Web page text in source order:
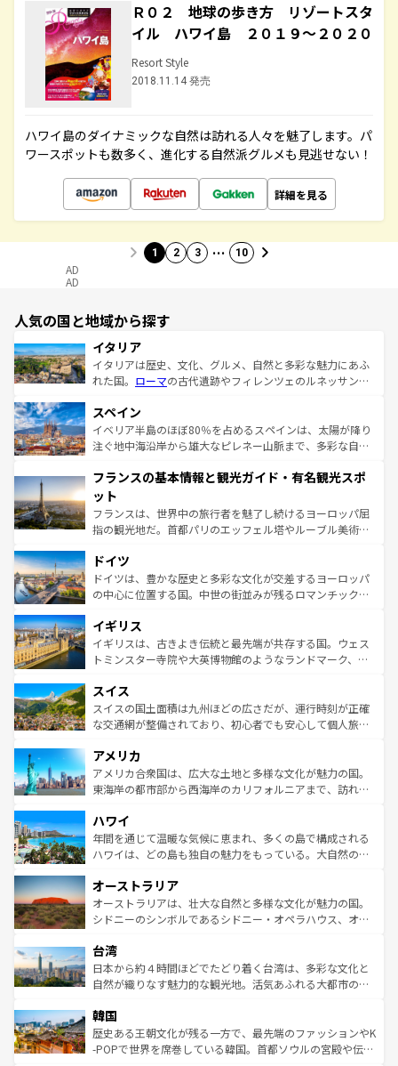
Ｒ０２ 地球の歩き方 リゾートスタ
イル ハワイ島 ２０１９～２０２０
Resort Style
2018.11.14 発売
ハワイ島のダイナミックな自然は訪れる人々を魅了します。パ
ワースポットも数多く、進化する自然派グルメも見逃せない！
詳細を見る
1 2 3 … 10
AD
AD
人気の国と地域から探す
イタリア
イタリアは歴史、文化、グルメ、自然と多彩な魅力にあふ
れた国。 ローマの古代遺跡やフィレンツェのルネッサンス
ろん、トスカーナの美しい田園風景やアマルフィ海岸の絶
景など、自然景観も見逃せない。観光の合間には、本場の
ピザやパスタなど、絶品のイタリア料理を堪能することも
ませてくれるイタリアで、忘れられない旅をしてみよう！
なお、新着のイタリア情報は
しい。
スペイン
イベリア半島のほぼ80％を占めるスペインは、太陽が降り
注ぐ地中海沿岸から雄大なピレネー山脈まで、多彩な自然
文化が根付くこの国では、情熱的なフラメンコ、熱気あふ
れる闘牛、そして美味しいタパスが生活の一部となってい
る。首都マドリードの洗練された雰囲気や、バルセロナの
アートに溢れた街角から、地方では古代ローマ遺跡や中世
せる。地方によって風土や気候が異なるスペインはその個
性で訪れる人を魅了する。 なお、新着のスペイン情報は コ
ンテンツ一覧を参照してほしい。
フランスの基本情報と観光ガイド・有名観光スポ
ット
フランスは、世界中の旅行者を魅了し続けるヨーロッパ屈
指の観光地だ。首都パリのエッフェル塔やルーブル美術館
で、幅広い魅力が詰まっている。華麗な宮殿、歴史的な大
聖堂、美しいビーチ、そして豊かな自然が、訪れる者を心
から魅了する。また、フランスは美食の国としても知ら
いる。シャンパンの発祥地であるランス、プロヴァンスの
香り高いラベンダー畑など、多彩な楽しみ方が可能だ。さ
らに、パリ以外の地域にも魅力が溢れており、どの街角に
れる地方に足を運ぶとそれぞれで全く異なる文化を体験で
きるだろう。 なお、新着のフランス情報はコンテンツ一覧
を参照してほしい。
ドイツ
ドイツは、豊かな歴史と多彩な文化が交差するヨーロッパ
の中心に位置する国。中世の街並みが残るロマンチック街
顔を持つこの国は、どこを歩いても飽きることがない。ベ
ルリンの文化的活気、バイエルン州のアルプスの絶景、そ
してライン川沿いのワイン畑といった風景は必見。ビール
は、お酒好きな人にはぜひ体験してほしい。 なお、新着の
ドイツ情報はコンテンツ一覧を参照してほしい。
イギリス
イギリスは、古きよき伝統と最先端が共存する国。ウェス
トミンスター寺院や大英博物館のようなランドマーク、歴
リアごとに異なる魅力がある。また、優雅なアフタヌーン
ティー、ビール好きにはたまらない英国パブ、サッカー観
戦など、本場だからこそできる体験も豊富。イギリスを旅
ンツ一覧を参照してほしい。
スイス
スイスの国土面積は九州ほどの広さだが、運行時刻が正確
な交通網が整備されており、初心者でも安心して個人旅行
の建物がそのまま残る町や、スイスならではのユニークな
博物館もあり、アルプス観光だけでなく町歩きも満喫する
ことができる。国民の所得が高いため物価も高いが、旅行
ば市内交通費無料で観光を楽しむこともできる。 なお、新
着のスイス情報はコンテンツ一覧 を参照してほしい。
アメリカ
アメリカ合衆国は、広大な土地と多様な文化が魅力の国。
東海岸の都市部から西海岸のカリフォルニアまで、訪れる
のような巨大都市は、観光、ショッピング、エンターテイ
ンメントが詰まった刺激的なスポットだ。一方、アメリカ
西部には大自然が広がり、グランドキャニオンやイエロー
部のニューオーリンズでは、音楽と美食が融合した独特の
文化が魅力。旅行者はアメリカの各地域で異なる魅力を楽
しみながら、その多様性と豊かな歴史を感じることができ
ならではの贅沢な旅のスタイルだ。 なお、新着のアメリカ
情報はコンテンツ一覧を参照してほしい。
ハワイ
年間を通じて温暖な気候に恵まれ、多くの島で構成される
ハワイは、どの島も独自の魅力をもっている。大自然の神
ワイ島は見逃せない。また、定番の観光地といえばオアフ
島だが、静かな自然を求めるならマウイ島やカウアイ島が
おすすめ。エメラルドグリーンに輝く海をはじめ、豊かな
れるおもてなしの心で訪れる人々を迎えてくれるハワイの
人々、おいしいローカルフードやハワイアンミュージッ
ク、伝統的なフラダンスなど、すべてがハワイの魅力を彩
ワイを、存分に味わってほしい。 なお、新着のハワイ情報
はコンテンツ一覧を参照してほしい。
オーストラリア
オーストラリアは、壮大な自然と多様な文化が魅力の国。
シドニーのシンボルであるシドニー・オペラハウス、オー
リアリーフや大陸中央部にそびえるウルル（エアーズロッ
ク）、タスマニアの美しい原生林やケアンズの熱帯雨林な
ど、見どころがたくさん。また、カフェやワイン、オージ
いる。アクティビティも充実しており、サーフィンやダイ
ビング、ハイキングなど、アウトドア好きにはたまらな
い。オーストラリアの多彩な魅力を存分に味わいつくそ
台湾
日本から約４時間ほどでたどり着く台湾は、多彩な文化と
自然が織りなす魅力的な観光地。活気あふれる大都市の台
ン）、静ひつな山岳地帯である台湾東部など、都市の喧騒
と山間の静けさが共存しており、訪れる人に新しい発見と
驚きをもたらしてくれる。また、奥深い台湾の食文化も魅
韓国
歴史ある王朝文化が残る一方で、最先端のファッションやK
-POPで世界を席巻している韓国。首都ソウルの宮殿や伝統